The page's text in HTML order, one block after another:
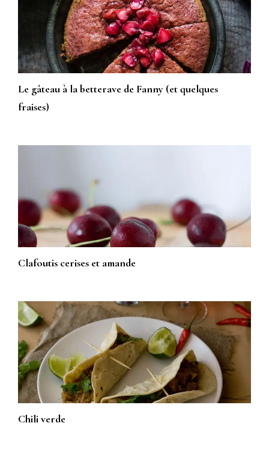
Le gâteau à la betterave de Fanny (et quelques
fraises)
Clafoutis cerises et amande
Chili verde